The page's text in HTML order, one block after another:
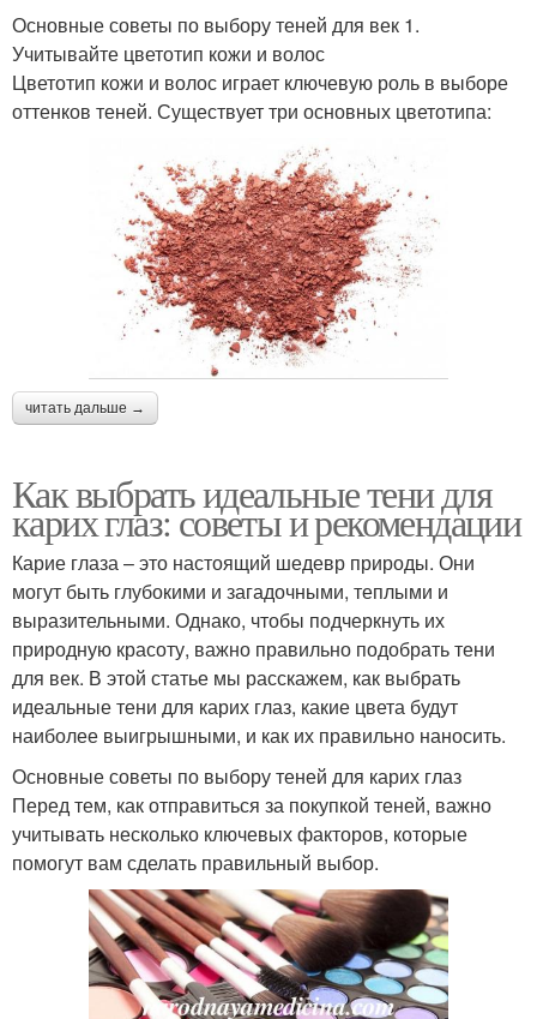
Основные советы по выбору теней для век 1.
Учитывайте цветотип кожи и волос
Цветотип кожи и волос играет ключевую роль в выборе
оттенков теней. Существует три основных цветотипа:
читать дальше →
Как выбрать идеальные тени для
карих глаз: советы и рекомендации
Карие глаза – это настоящий шедевр природы. Они
могут быть глубокими и загадочными, теплыми и
выразительными. Однако, чтобы подчеркнуть их
природную красоту, важно правильно подобрать тени
для век. В этой статье мы расскажем, как выбрать
идеальные тени для карих глаз, какие цвета будут
наиболее выигрышными, и как их правильно наносить.
Основные советы по выбору теней для карих глаз
Перед тем, как отправиться за покупкой теней, важно
учитывать несколько ключевых факторов, которые
помогут вам сделать правильный выбор.